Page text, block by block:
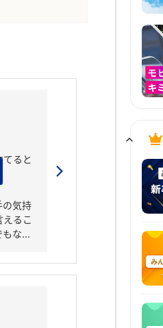
ると
の気持
るこ
な...